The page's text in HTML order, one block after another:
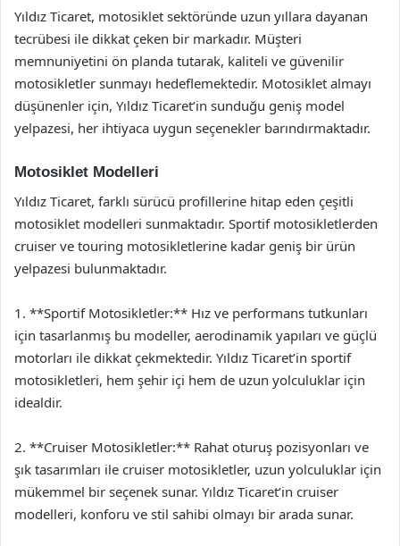
Yıldız Ticaret, motosiklet sektöründe uzun yıllara dayanan
tecrübesi ile dikkat çeken bir markadır. Müşteri
memnuniyetini ön planda tutarak, kaliteli ve güvenilir
motosikletler sunmayı hedeflemektedir. Motosiklet almayı
düşünenler için, Yıldız Ticaret’in sunduğu geniş model
yelpazesi, her ihtiyaca uygun seçenekler barındırmaktadır.
Motosiklet Modelleri
Yıldız Ticaret, farklı sürücü profillerine hitap eden çeşitli
motosiklet modelleri sunmaktadır. Sportif motosikletlerden
cruiser ve touring motosikletlerine kadar geniş bir ürün
yelpazesi bulunmaktadır.
1. **Sportif Motosikletler:** Hız ve performans tutkunları
için tasarlanmış bu modeller, aerodinamik yapıları ve güçlü
motorları ile dikkat çekmektedir. Yıldız Ticaret’in sportif
motosikletleri, hem şehir içi hem de uzun yolculuklar için
idealdir.
2. **Cruiser Motosikletler:** Rahat oturuş pozisyonları ve
şık tasarımları ile cruiser motosikletler, uzun yolculuklar için
mükemmel bir seçenek sunar. Yıldız Ticaret’in cruiser
modelleri, konforu ve stil sahibi olmayı bir arada sunar.